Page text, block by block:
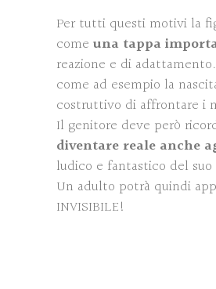
Per tutti questi motivi la
come una tappa
reazione e di
come ad esempio la
costruttivo di affrontare i
Il genitore deve però
diventare reale anche
ludico e fantastico del
Un adulto potrà quindi
INVISIBILE!